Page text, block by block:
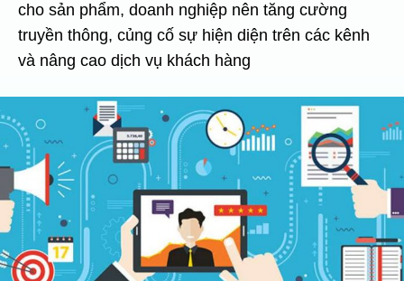
cho sản phẩm, doanh nghiệp nên tăng cường
truyền thông, củng cố sự hiện diện trên các kênh
và nâng cao dịch vụ khách hàng